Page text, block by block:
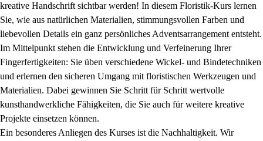
kreative Handschrift sichtbar werden! In diesem Floristik-Kurs lernen
Sie, wie aus natürlichen Materialien, stimmungsvollen Farben und
liebevollen Details ein ganz persönliches Adventsarrangement entsteht.
Im Mittelpunkt stehen die Entwicklung und Verfeinerung Ihrer
Fingerfertigkeiten: Sie üben verschiedene Wickel- und Bindetechniken
und erlernen den sicheren Umgang mit floristischen Werkzeugen und
Materialien. Dabei gewinnen Sie Schritt für Schritt wertvolle
kunsthandwerkliche Fähigkeiten, die Sie auch für weitere kreative
Projekte einsetzen können.
Ein besonderes Anliegen des Kurses ist die Nachhaltigkeit. Wir